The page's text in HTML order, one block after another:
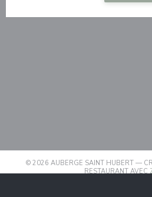
© 2026 AUBERGE SAINT HUBERT —
RESTAURANT AVEC